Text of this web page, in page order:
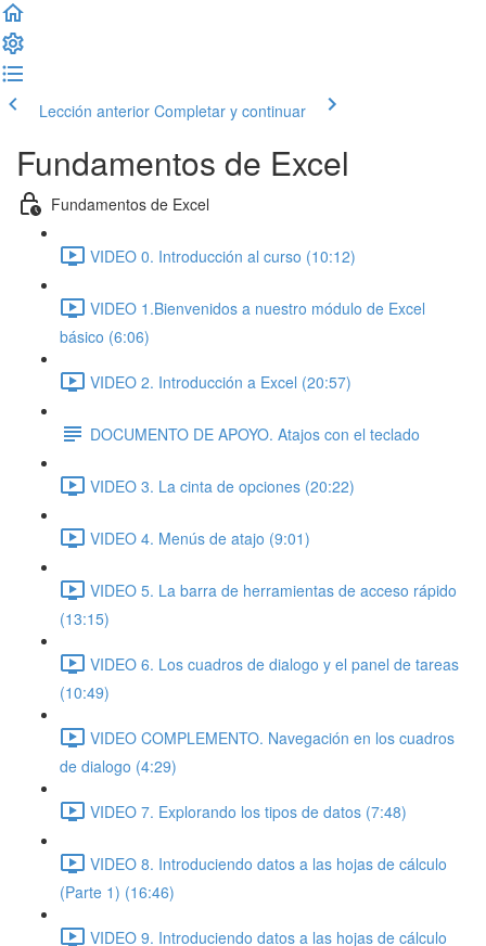
Lección anterior Completar y continuar
Fundamentos de Excel
Fundamentos de Excel
VIDEO 0. Introducción al curso (10:12)
VIDEO 1.Bienvenidos a nuestro módulo de Excel
básico (6:06)
VIDEO 2. Introducción a Excel (20:57)
DOCUMENTO DE APOYO. Atajos con el teclado
VIDEO 3. La cinta de opciones (20:22)
VIDEO 4. Menús de atajo (9:01)
VIDEO 5. La barra de herramientas de acceso rápido
(13:15)
VIDEO 6. Los cuadros de dialogo y el panel de tareas
(10:49)
VIDEO COMPLEMENTO. Navegación en los cuadros
de dialogo (4:29)
VIDEO 7. Explorando los tipos de datos (7:48)
VIDEO 8. Introduciendo datos a las hojas de cálculo
(Parte 1) (16:46)
VIDEO 9. Introduciendo datos a las hojas de cálculo